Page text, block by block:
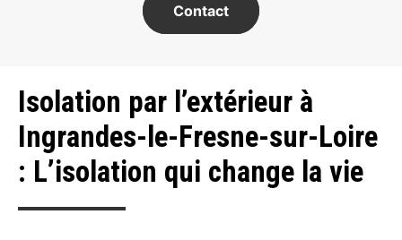
Contact
Isolation par l’extérieur à
Ingrandes-le-Fresne-sur-Loire
: L’isolation qui change la vie